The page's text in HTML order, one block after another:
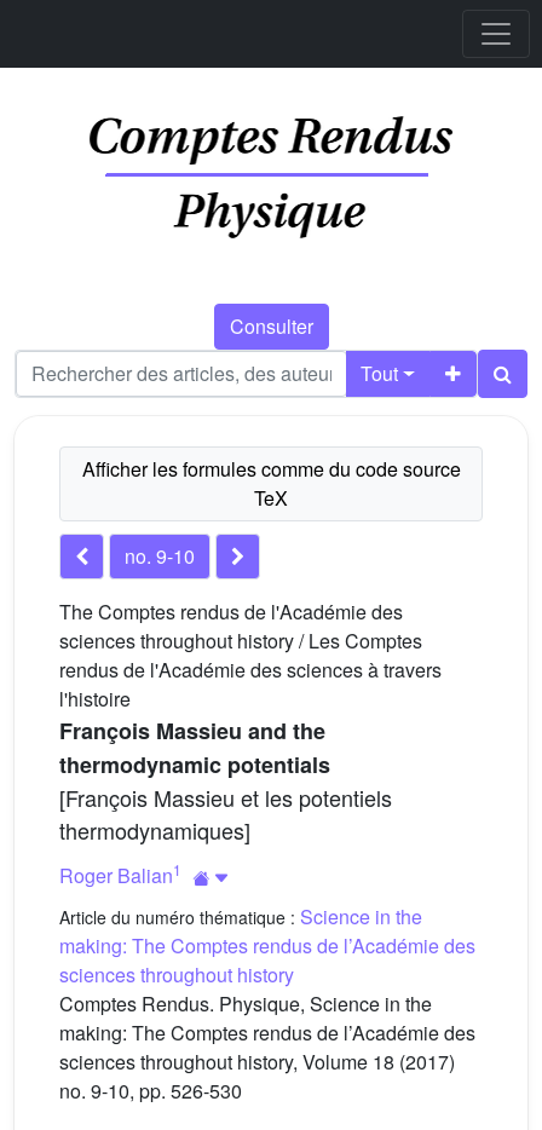
Consulter
Tout
no. 9-10
The Comptes rendus de l'Académie des
sciences throughout history / Les Comptes
rendus de l'Académie des sciences à travers
l'histoire
François Massieu and the
thermodynamic potentials
[François Massieu et les potentiels
thermodynamiques]
Roger Balian1
Article du numéro thématique : Science in the
making: The Comptes rendus de l’Académie des
sciences throughout history
Comptes Rendus. Physique, Science in the
making: The Comptes rendus de l’Académie des
sciences throughout history, Volume 18 (2017)
no. 9-10, pp. 526-530